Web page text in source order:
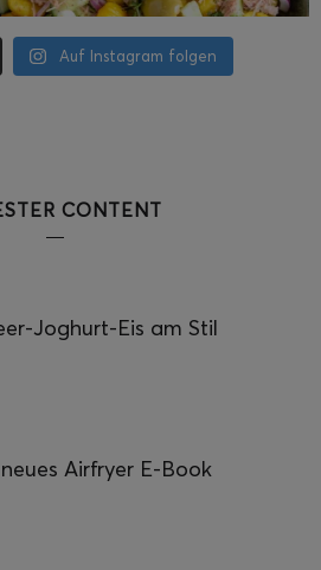
Auf Instagram folgen
CONTENT
Joghurt-Eis am Stil
Airfryer E-Book